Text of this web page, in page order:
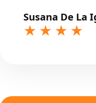
Susana De La